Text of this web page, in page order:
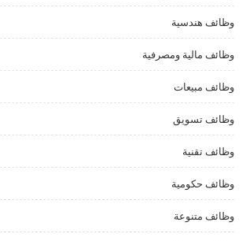
وظائف هندسية
وظائف مالية ومصرفية
وظائف مبيعات
وظائف تسويق
وظائف تقنية
وظائف حكومية
وظائف متنوعة